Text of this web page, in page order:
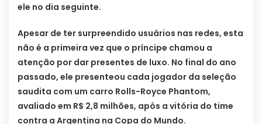
ele no dia seguinte.
Apesar de ter surpreendido usuários nas redes, esta
não é a primeira vez que o príncipe chamou a
atenção por dar presentes de luxo. No final do ano
passado, ele presenteou cada jogador da seleção
saudita com um carro Rolls-Royce Phantom,
avaliado em R$ 2,8 milhões, após a vitória do time
contra a Argentina na Copa do Mundo.